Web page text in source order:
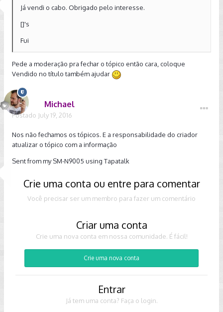
Já vendi o cabo. Obrigado pelo interesse.
[]'s
Fui
Pede a moderação pra fechar o tópico então cara, coloque
Vendido no título também ajudar
Michael
Postado July 19, 2016
Nos não fechamos os tópicos. E a responsabilidade do criador
atualizar o tópico com a informação
Sent from my SM-N9005 using Tapatalk
Crie uma conta ou entre para comentar
Você precisar ser um membro para fazer um comentário
Criar uma conta
Crie uma nova conta em nossa comunidade. É fácil!
Crie uma nova conta
Entrar
Já tem uma conta? Faça o login.